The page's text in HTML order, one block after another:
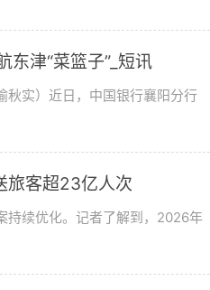
东津“菜篮子”_短讯
秋实）近日，中国银行襄阳分行
旅客超23亿人次
持续优化。记者了解到，2026年